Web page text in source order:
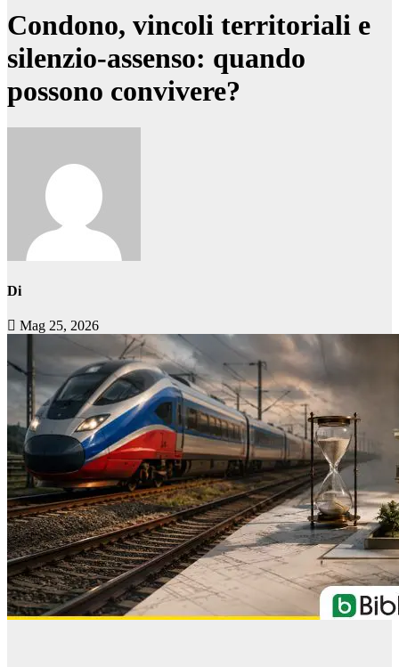
Condono, vincoli territoriali e
silenzio-assenso: quando
possono convivere?
Di
Mag 25, 2026